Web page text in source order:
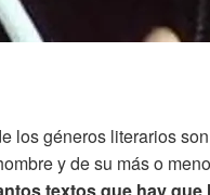
los géneros literarios
y de su más o